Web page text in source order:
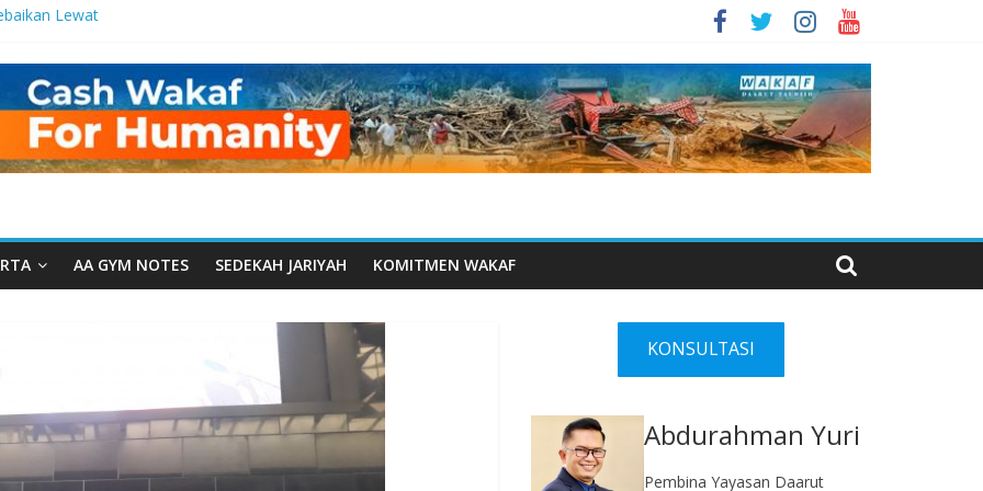
Lewat
Manfaat
dari Serua:
Yayasan
Daarut Tauhiid
Ketika
Wakaf
Wakaf
AA GYM NOTES SEDEKAH JARIYAH KOMITMEN WAKAF
KONSULTASI
Abdurahman Yuri
Pembina Yayasan Daarut